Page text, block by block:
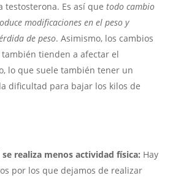
testosterona. Es así que todo cambio
modificaciones en el peso y
de peso. Asimismo, los cambios
tienden a afectar el
lo que suele también tener un
dificultad para bajar los kilos de
se realiza menos actividad física: Hay
por los que dejamos de realizar